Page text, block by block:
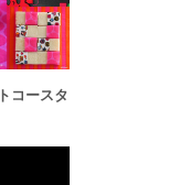
コースタ